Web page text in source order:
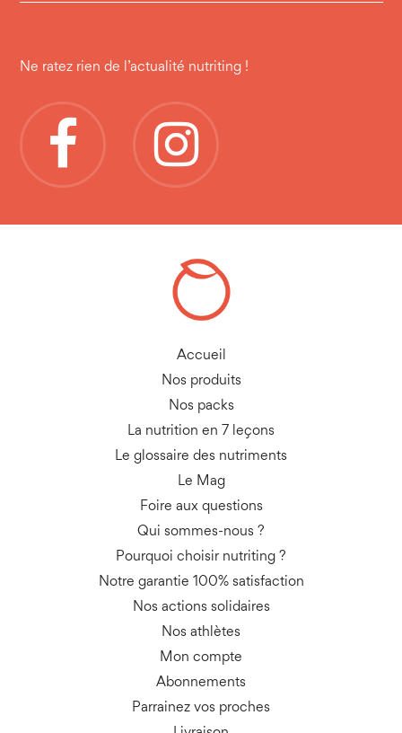
Ne ratez rien de l’actualité nutriting !
Accueil
Nos produits
Nos packs
La nutrition en 7 leçons
Le glossaire des nutriments
Le Mag
Foire aux questions
Qui sommes-nous ?
Pourquoi choisir nutriting ?
Notre garantie 100% satisfaction
Nos actions solidaires
Nos athlètes
Mon compte
Abonnements
Parrainez vos proches